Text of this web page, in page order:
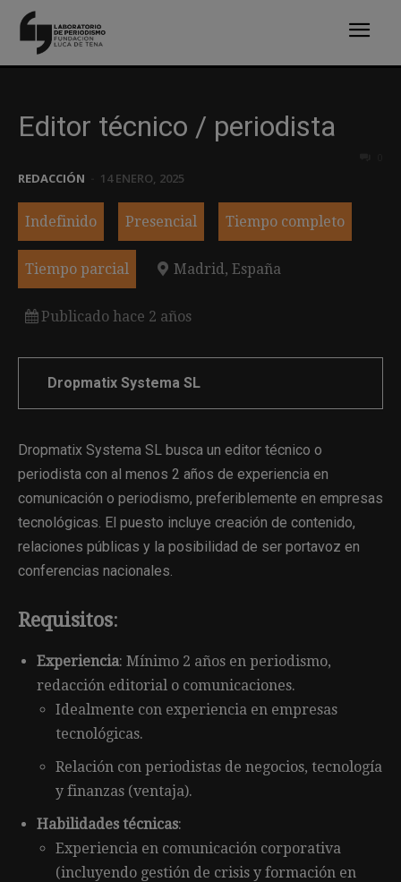
Editor técnico / periodista
REDACCIÓN 14 ENERO, 2025
Indefinido Presencial Tiempo completo
Tiempo parcial Madrid, España
Publicado hace 2 años
Dropmatix Systema SL
Dropmatix Systema SL busca un editor técnico o
periodista con al menos 2 años de experiencia en
comunicación o periodismo, preferiblemente en empresas
tecnológicas. El puesto incluye creación de contenido,
relaciones públicas y la posibilidad de ser portavoz en
conferencias nacionales.
Requisitos:
Experiencia: Mínimo 2 años en periodismo,
redacción editorial o comunicaciones.
Idealmente con experiencia en empresas
tecnológicas.
Relación con periodistas de negocios, tecnología
y finanzas (ventaja).
Habilidades técnicas:
Experiencia en comunicación corporativa
(incluyendo gestión de crisis y formación en